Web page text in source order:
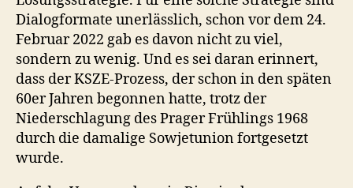
Dialogformate unerlässlich, schon vor dem 24.
Februar 2022 gab es davon nicht zu viel,
sondern zu wenig. Und es sei daran erinnert,
dass der KSZE-Prozess, der schon in den späten
60er Jahren begonnen hatte, trotz der
Niederschlagung des Prager Frühlings 1968
durch die damalige Sowjetunion fortgesetzt
wurde.